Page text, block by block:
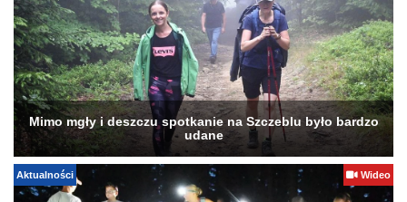
Mimo mgły i deszczu spotkanie na Szczeblu było bardzo
udane
Aktualności Wideo